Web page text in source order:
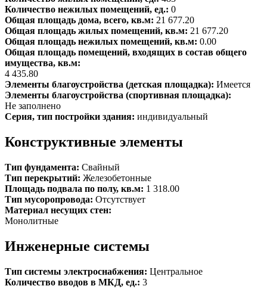
Количество нежилых помещений, ед.: 0
Общая площадь дома, всего, кв.м: 21 677.20
Общая площадь жилых помещений, кв.м: 21 677.20
Общая площадь нежилых помещений, кв.м: 0.00
Общая площадь помещений, входящих в состав общего
имущества, кв.м:
4 435.80
Элементы благоустройства (детская площадка): Имеется
Элементы благоустройства (спортивная площадка):
Не заполнено
Серия, тип постройки здания: индивидуальный
Конструктивные элементы
Тип фундамента: Свайный
Тип перекрытий: Железобетонные
Площадь подвала по полу, кв.м: 1 318.00
Тип мусоропровода: Отсутствует
Материал несущих стен:
Монолитные
Инженерные системы
Тип системы электроснабжения: Центральное
Количество вводов в МКД, ед.: 3